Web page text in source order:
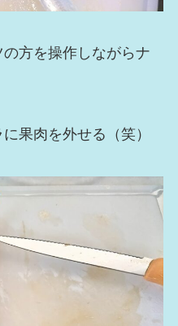
方を操作しながらナ
果肉を外せる（笑）